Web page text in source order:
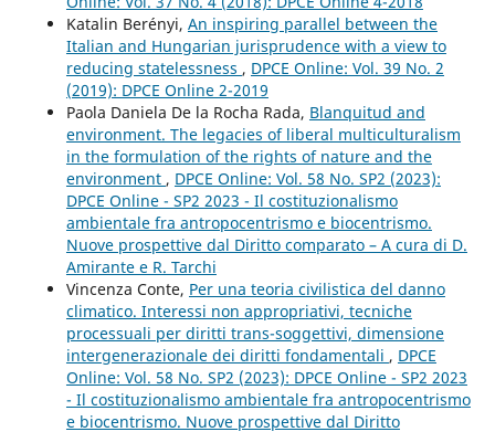
Katalin Berényi, An inspiring parallel between the
Italian and Hungarian jurisprudence with a view to
reducing statelessness , DPCE Online: Vol. 39 No. 2
(2019): DPCE Online 2-2019
Paola Daniela De la Rocha Rada, Blanquitud and
environment. The legacies of liberal multiculturalism
in the formulation of the rights of nature and the
environment , DPCE Online: Vol. 58 No. SP2 (2023):
DPCE Online - SP2 2023 - Il costituzionalismo
ambientale fra antropocentrismo e biocentrismo.
Nuove prospettive dal Diritto comparato – A cura di D.
Amirante e R. Tarchi
Vincenza Conte, Per una teoria civilistica del danno
climatico. Interessi non appropriativi, tecniche
processuali per diritti trans-soggettivi, dimensione
intergenerazionale dei diritti fondamentali , DPCE
Online: Vol. 58 No. SP2 (2023): DPCE Online - SP2 2023
- Il costituzionalismo ambientale fra antropocentrismo
e biocentrismo. Nuove prospettive dal Diritto